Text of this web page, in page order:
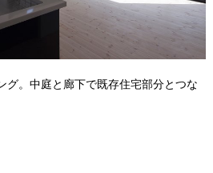
グ。中庭と廊下で既存住宅部分とつな